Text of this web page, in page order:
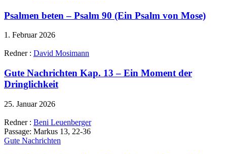
Psalmen beten – Psalm 90 (Ein Psalm von Mose)
1. Februar 2026
Redner : David Mosimann
Gute Nachrichten Kap. 13 – Ein Moment der
Dringlichkeit
25. Januar 2026
Redner : Beni Leuenberger
Passage: Markus 13, 22-36
Gute Nachrichten